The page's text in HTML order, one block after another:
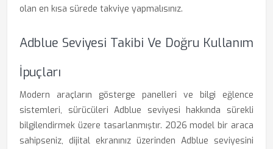
olan en kısa sürede takviye yapmalısınız.
Adblue Seviyesi Takibi Ve Doğru Kullanım
İpuçları
Modern araçların gösterge panelleri ve bilgi eğlence
sistemleri, sürücüleri Adblue seviyesi hakkında sürekli
bilgilendirmek üzere tasarlanmıştır. 2026 model bir araca
sahipseniz, dijital ekranınız üzerinden Adblue seviyesini